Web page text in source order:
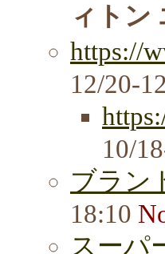
ィトン
https://
12/20-
10/
ブラン
18:10
スーパ